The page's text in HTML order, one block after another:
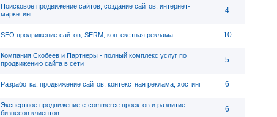
Поисковое продвижение сайтов, создание сайтов, интернет-
маркетинг.
4
SEO продвижение сайтов, SERM, контекстная реклама 10
Компания Скобеев и Партнеры - полный комплекс услуг по
продвижению сайта в сети
5
Разработка, продвижение сайтов, контекстная реклама, хостинг 6
Экспертное продвижение e-commerce проектов и развитие
бизнесов клиентов.
6